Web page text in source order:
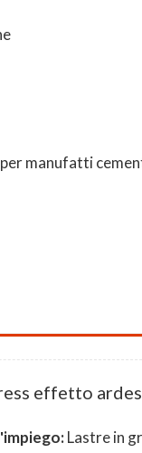
manufatti
effetto
Lastre in